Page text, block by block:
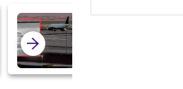
Hombre murió luego de